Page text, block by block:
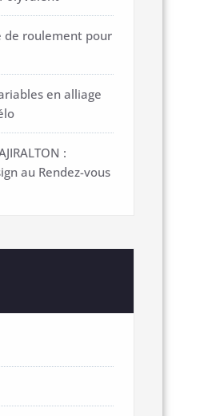
de roulement pour
en alliage
:
au Rendez-vous